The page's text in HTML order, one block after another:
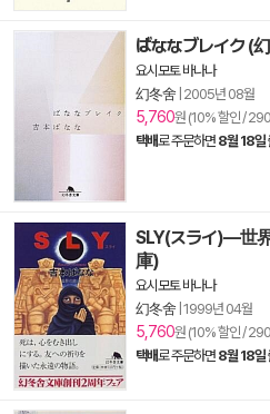
ばななブレイク (
요시모토 바나나
幻冬舍 2005년 08월
5,760원 (10% 할인 /
택배로 주문하면 8월 18일
SLY(スライ)―世
庫)
요시모토 바나나
幻冬舍 1999년 04월
5,760원 (10% 할인 /
택배로 주문하면 8월 18일